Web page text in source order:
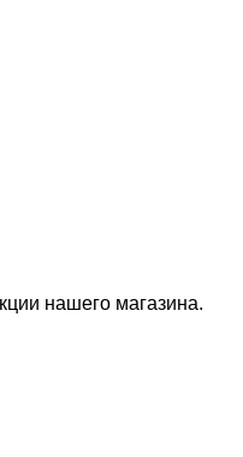
нашего магазина.